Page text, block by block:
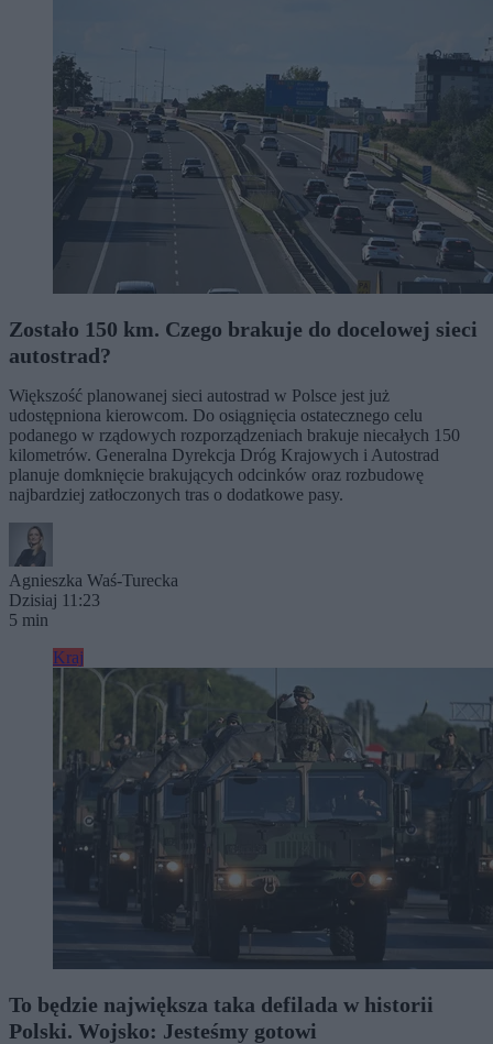
Zostało 150 km. Czego brakuje do docelowej sieci
autostrad?
Większość planowanej sieci autostrad w Polsce jest już
udostępniona kierowcom. Do osiągnięcia ostatecznego celu
podanego w rządowych rozporządzeniach brakuje niecałych 150
kilometrów. Generalna Dyrekcja Dróg Krajowych i Autostrad
planuje domknięcie brakujących odcinków oraz rozbudowę
najbardziej zatłoczonych tras o dodatkowe pasy.
Agnieszka Waś-Turecka
Dzisiaj 11:23
5 min
Kraj
To będzie największa taka defilada w historii
Polski. Wojsko: Jesteśmy gotowi